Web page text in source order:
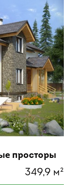
просторы
349,9 м²